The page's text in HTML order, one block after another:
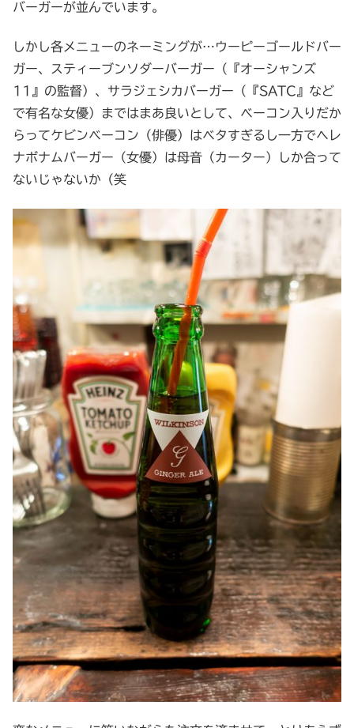
バーガーが並んでいます。
しかし各メニューのネーミングが…ウーピーゴールドバー
ガー、スティーブンソダーバーガー（『オーシャンズ
11』の監督）、サラジェシカバーガー（『SATC』など
で有名な女優）まではまあ良いとして、ベーコン入りだか
らってケビンベーコン（俳優）はベタすぎるし一方でヘレ
ナボナムバーガー（女優）は母音（カーター）しか合って
ないじゃないか（笑